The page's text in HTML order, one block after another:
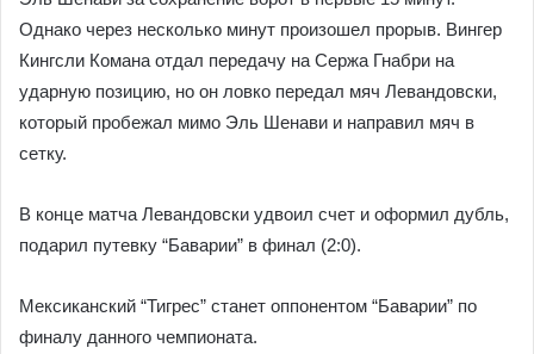
Однако через несколько минут произошел прорыв. Вингер
Кингсли Комана отдал передачу на Сержа Гнабри на
ударную позицию, но он ловко передал мяч Левандовски,
который пробежал мимо Эль Шенави и направил мяч в
сетку.
В конце матча Левандовски удвоил счет и оформил дубль,
подарил путевку “Баварии” в финал (2:0).
Мексиканский “Тигрес” станет оппонентом “Баварии” по
финалу данного чемпионата.